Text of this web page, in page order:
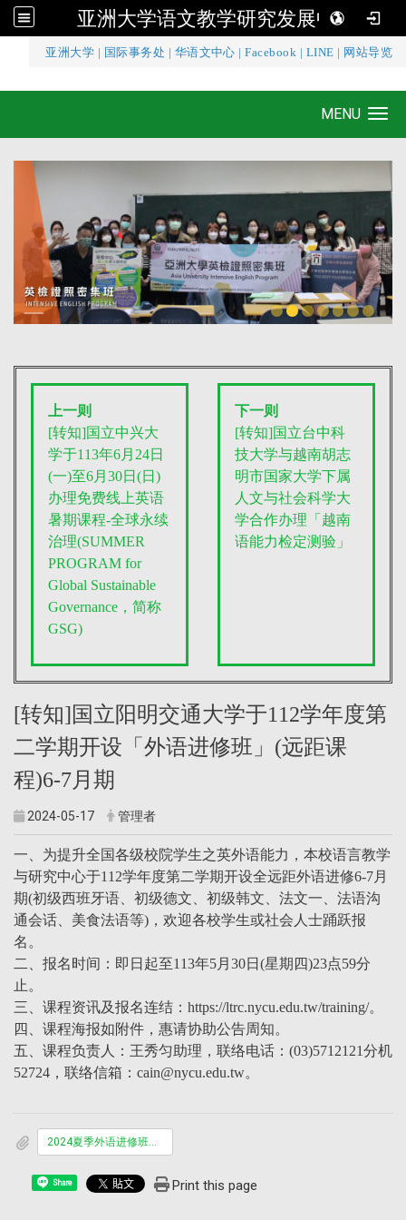
亚洲大学语文教学研究发展中心
亚洲大学 国际事务处 华语文中心 |Facebook LINE 网站导览
亚洲大学语文教学研究发展中心
MENU
上一则
[转知]国立中兴大
学于113年6月24日
(一)至6月30日(日)
办理免费线上英语
暑期课程-全球永续
治理(SUMMER
PROGRAM for
Global Sustainable
Governance，简称
GSG)
下一则
[转知]国立台中科
技大学与越南胡志
明市国家大学下属
人文与社会科学大
学合作办理「越南
语能力检定测验」
[转知]国立阳明交通大学于112学年度第
二学期开设「外语进修班」(远距课
程)6-7月期
2024-05-17 管理者
一、为提升全国各级校院学生之英外语能力，本校语言教学
与研究中心于112学年度第二学期开设全远距外语进修6-7月
期(初级西班牙语、初级德文、初级韩文、法文一、法语沟
通会话、美食法语等)，欢迎各校学生或社会人士踊跃报
名。
二、报名时间：即日起至113年5月30日(星期四)23点59分
止。
三、课程资讯及报名连结：https://ltrc.nycu.edu.tw/training/。
四、课程海报如附件，惠请协助公告周知。
五、课程负责人：王秀匀助理，联络电话：(03)5712121分机
52724，联络信箱：cain@nycu.edu.tw。
Share Print this page